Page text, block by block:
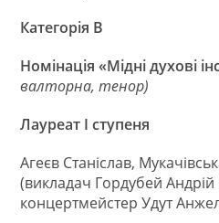
Категорія В
Номінація «Мідні духові
валторна, тенор)
Лауреат І ступеня
Агеєв Станіслав,
(викладач Гордубей
концертмейстер Удут